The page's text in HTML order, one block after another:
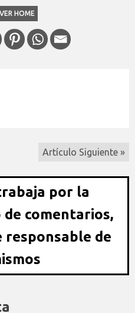
HOME
Artículo Siguiente »
por la
comentarios,
responsable de